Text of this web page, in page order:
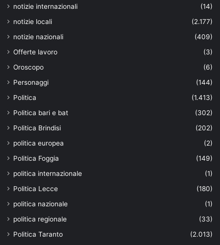
notizie internazionali
(14)
notizie locali
(2.177)
notizie nazionali
(409)
Offerte lavoro
(3)
Oroscopo
(6)
Personaggi
(144)
Politica
(1.413)
Politica bari e bat
(302)
Politica Brindisi
(202)
politica europea
(2)
Politica Foggia
(149)
politica internazionale
(1)
Politica Lecce
(180)
politica nazionale
(1)
politica regionale
(33)
Politica Taranto
(2.013)